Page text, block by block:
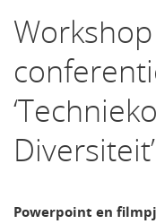
inhoud
Diversiteit’
Powerpoint en